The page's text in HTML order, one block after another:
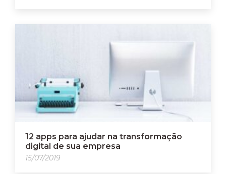
12 apps para ajudar na transformação
digital de sua empresa
15/07/2019